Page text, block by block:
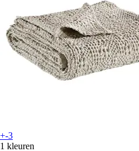
+-3
1 kleuren